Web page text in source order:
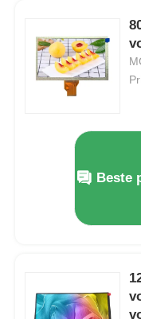
TFT LCD
Autolcd Vertoning
LCD touch
Beste